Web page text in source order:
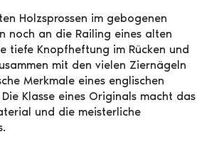
Holzsprossen im gebogenen
noch an die Railing eines alten
tiefe Knopfheftung im Rücken und
mit den vielen Ziernägeln
Merkmale eines englischen
Klasse eines Originals macht das
und die meisterliche